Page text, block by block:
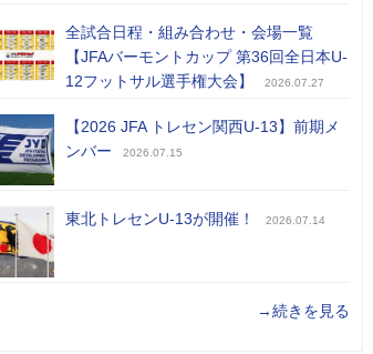
全試合日程・組み合わせ・会場一覧
【JFAバーモントカップ 第36回全日本U-
12フットサル選手権大会】
2026.07.27
【2026 JFA トレセン関西U-13】前期メ
ンバー
2026.07.15
東北トレセンU-13が開催！ 2026.07.14
→続きを見る